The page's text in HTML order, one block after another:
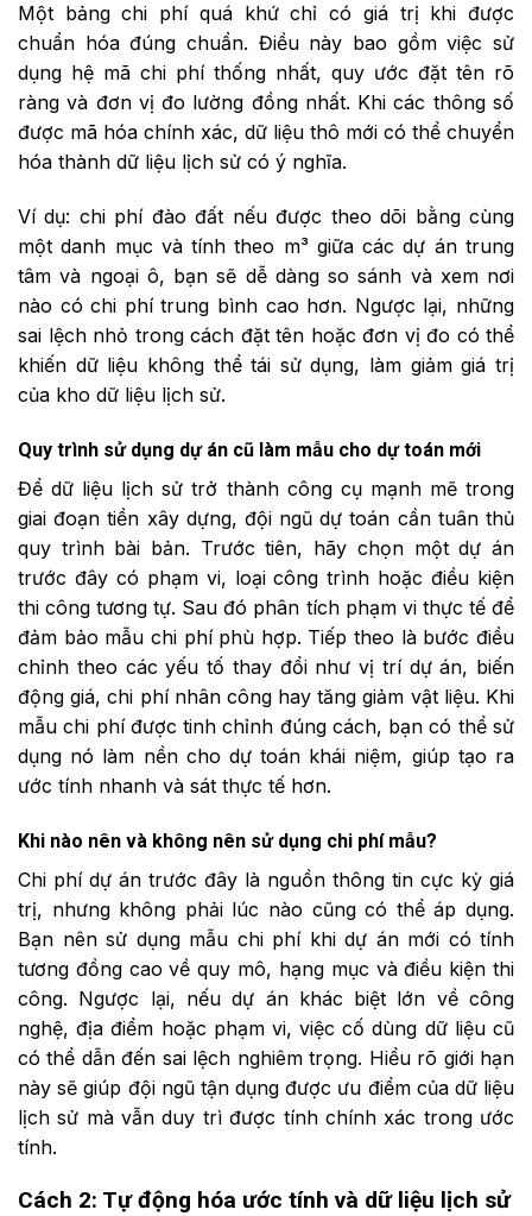
Một bảng chi phí quá khứ chỉ có giá trị khi được
chuẩn hóa đúng chuẩn. Điều này bao gồm việc sử
dụng hệ mã chi phí thống nhất, quy ước đặt tên rõ
ràng và đơn vị đo lường đồng nhất. Khi các thông số
được mã hóa chính xác, dữ liệu thô mới có thể chuyển
hóa thành dữ liệu lịch sử có ý nghĩa.
Ví dụ: chi phí đào đất nếu được theo dõi bằng cùng
một danh mục và tính theo m³ giữa các dự án trung
tâm và ngoại ô, bạn sẽ dễ dàng so sánh và xem nơi
nào có chi phí trung bình cao hơn. Ngược lại, những
sai lệch nhỏ trong cách đặt tên hoặc đơn vị đo có thể
khiến dữ liệu không thể tái sử dụng, làm giảm giá trị
của kho dữ liệu lịch sử.
Quy trình sử dụng dự án cũ làm mẫu cho dự toán mới
Để dữ liệu lịch sử trở thành công cụ mạnh mẽ trong
giai đoạn tiền xây dựng, đội ngũ dự toán cần tuân thủ
quy trình bài bản. Trước tiên, hãy chọn một dự án
trước đây có phạm vi, loại công trình hoặc điều kiện
thi công tương tự. Sau đó phân tích phạm vi thực tế để
đảm bảo mẫu chi phí phù hợp. Tiếp theo là bước điều
chỉnh theo các yếu tố thay đổi như vị trí dự án, biến
động giá, chi phí nhân công hay tăng giảm vật liệu. Khi
mẫu chi phí được tinh chỉnh đúng cách, bạn có thể sử
dụng nó làm nền cho dự toán khái niệm, giúp tạo ra
ước tính nhanh và sát thực tế hơn.
Khi nào nên và không nên sử dụng chi phí mẫu?
Chi phí dự án trước đây là nguồn thông tin cực kỳ giá
trị, nhưng không phải lúc nào cũng có thể áp dụng.
Bạn nên sử dụng mẫu chi phí khi dự án mới có tính
tương đồng cao về quy mô, hạng mục và điều kiện thi
công. Ngược lại, nếu dự án khác biệt lớn về công
nghệ, địa điểm hoặc phạm vi, việc cố dùng dữ liệu cũ
có thể dẫn đến sai lệch nghiêm trọng. Hiểu rõ giới hạn
này sẽ giúp đội ngũ tận dụng được ưu điểm của dữ liệu
lịch sử mà vẫn duy trì được tính chính xác trong ước
tính.
Cách 2: Tự động hóa ước tính và dữ liệu lịch sử